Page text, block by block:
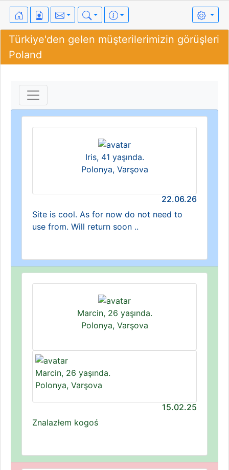
Türkiye'den gelen müşterilerimizin görüşleri
Poland
Iris, 41 yaşında.
Polonya, Varşova
22.06.26
Site is cool. As for now do not need to
use from. Will return soon ..
Marcin, 26 yaşında.
Polonya, Varşova
Marcin, 26 yaşında.
Polonya, Varşova
15.02.25
Znalazłem kogoś